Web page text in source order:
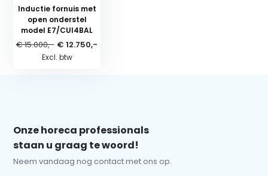
Inductie fornuis met
open onderstel
model E7/CUI4BAL
€ 15.000,- € 12.750,-
Excl. btw
Onze horeca professionals
staan u graag te woord!
Neem vandaag nog contact met ons op.